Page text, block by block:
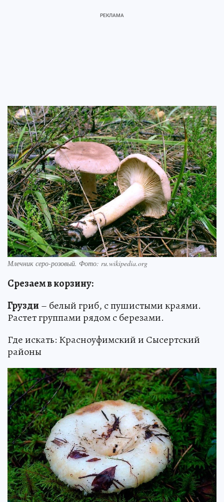
Млечник серо-розовый. Фото: ru.wikipedia.org
Срезаем в корзину:
Грузди – белый гриб, с пушистыми краями.
Растет группами рядом с березами.
Где искать: Красноуфимский и Сысертский
районы